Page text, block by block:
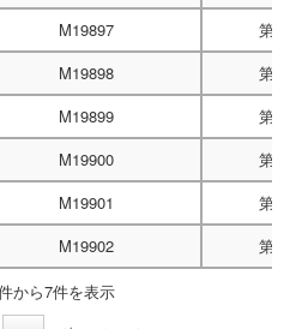
M19897
第2
M19898
第3
M19899
第4
M19900
第5
M19901
第6
M19902
第7
から7件を表示